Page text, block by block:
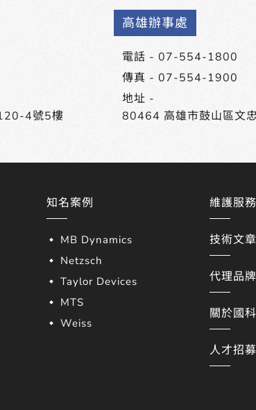
4號5樓
高雄辦事處
電話 - 07-554-1800
傳真 - 07-554-1900
地址 -
80464 高雄市鼓山區文
知名案例
MB Dynamics
Netzsch
Taylor Devices
MTS
Weiss
維護服務
技術文章
代理品牌
關於國科
人才招募